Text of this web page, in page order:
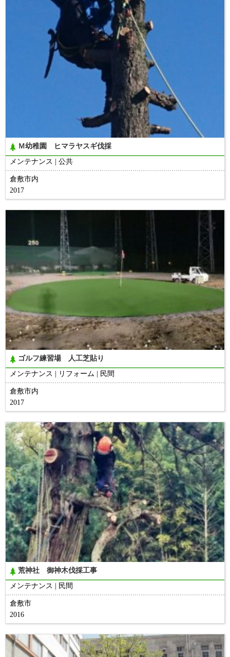
Ｍ幼稚園 ヒマラヤスギ伐採
メンテナンス
公共
倉敷市内
2017
ゴルフ練習場 人工芝貼り
メンテナンス
リフォーム 民間
倉敷市内
2017
荒神社 御神木伐採工事
メンテナンス
民間
倉敷市
2016